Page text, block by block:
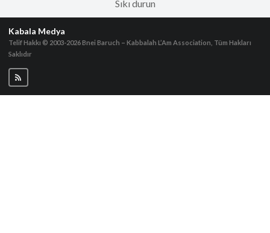
Sıkı durun
Kabala Medya
Telif Hakkı © 2003-2026Bnei Baruch – Kabbalah L’Am Association, Tüm Hakları
Saklıdır